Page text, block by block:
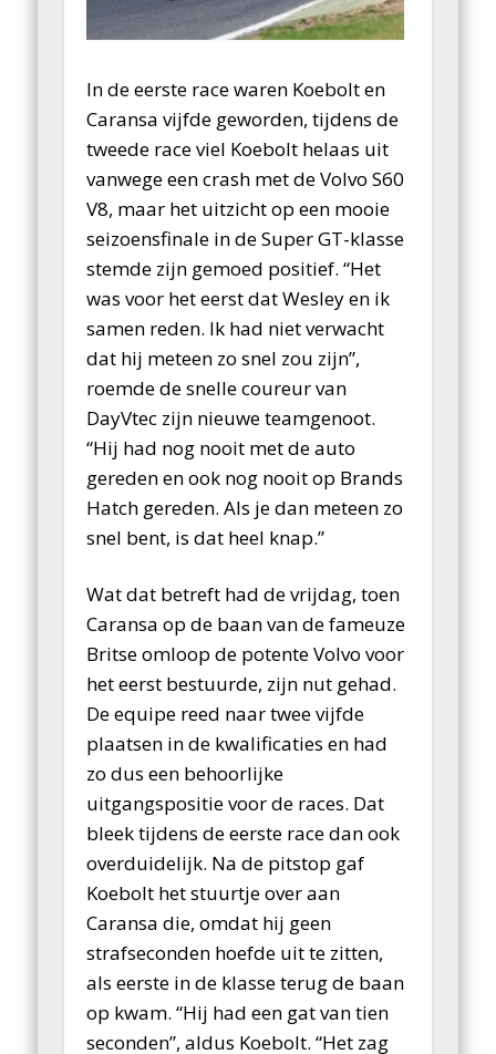
In de eerste race waren Koebolt en
Caransa vijfde geworden, tijdens de
tweede race viel Koebolt helaas uit
vanwege een crash met de Volvo S60
V8, maar het uitzicht op een mooie
seizoensfinale in de Super GT-klasse
stemde zijn gemoed positief. “Het
was voor het eerst dat Wesley en ik
samen reden. Ik had niet verwacht
dat hij meteen zo snel zou zijn”,
roemde de snelle coureur van
DayVtec zijn nieuwe teamgenoot.
“Hij had nog nooit met de auto
gereden en ook nog nooit op Brands
Hatch gereden. Als je dan meteen zo
snel bent, is dat heel knap.”
Wat dat betreft had de vrijdag, toen
Caransa op de baan van de fameuze
Britse omloop de potente Volvo voor
het eerst bestuurde, zijn nut gehad.
De equipe reed naar twee vijfde
plaatsen in de kwalificaties en had
zo dus een behoorlijke
uitgangspositie voor de races. Dat
bleek tijdens de eerste race dan ook
overduidelijk. Na de pitstop gaf
Koebolt het stuurtje over aan
Caransa die, omdat hij geen
strafseconden hoefde uit te zitten,
als eerste in de klasse terug de baan
op kwam. “Hij had een gat van tien
seconden”, aldus Koebolt. “Het zag